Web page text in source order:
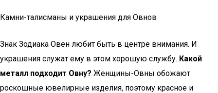
Камни-талисманы и украшения для Овнов
Знак Зодиака Овен любит быть в центре внимания. И
украшения служат ему в этом хорошую службу. Какой
металл подходит Овну? Женщины-Овны обожают
роскошные ювелирные изделия, поэтому красное и